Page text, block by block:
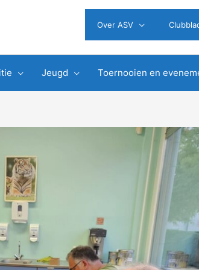
Over ASV
Jeugd Toernooien en